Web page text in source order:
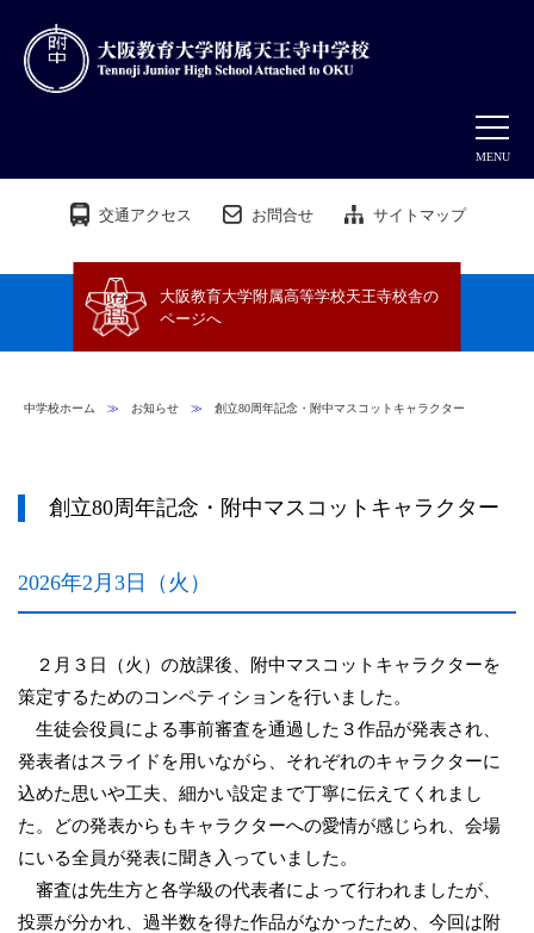
MENU
交通アクセス お問合せ サイトマップ
大阪教育大学附属高等学校天王寺校舎の
ページへ
中学校ホーム ≫ お知らせ ≫ 創立80周年記念・附中マスコットキャラクター
創立80周年記念・附中マスコットキャラクター
2026年2月3日（火）
２月３日（火）の放課後、附中マスコットキャラクターを
策定するためのコンペティションを行いました。
生徒会役員による事前審査を通過した３作品が発表され、
発表者はスライドを用いながら、それぞれのキャラクターに
込めた思いや工夫、細かい設定まで丁寧に伝えてくれまし
た。どの発表からもキャラクターへの愛情が感じられ、会場
にいる全員が発表に聞き入っていました。
審査は先生方と各学級の代表者によって行われましたが、
投票が分かれ、過半数を得た作品がなかったため、今回は附